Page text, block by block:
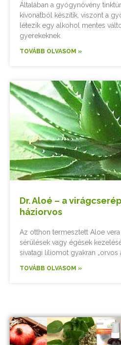
Általában a gyógynövény
kivonatból készítik, viszont a
létezik egy alkohol mentes
gyerekeknek
TOVÁBB OLVASOM »
Dr. Aloé – a
háziorvos
Az otthon termesztett Aloe
sérülések vagy égések
sivatagi liliomot gyakran „orvos
TOVÁBB OLVASOM »